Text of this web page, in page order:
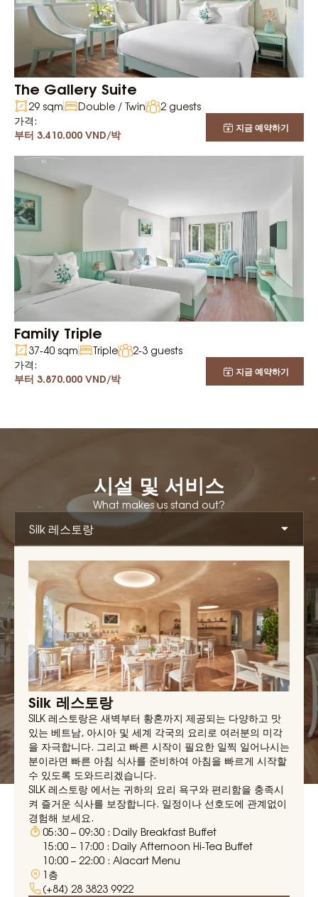
The Gallery Suite
29 sqm Double / Twin
2 guests
가격:
부터 3.410.000 VND/박 지금 예약하기
Family Triple
37-40 sqm Triple
2-3 guests
가격:
부터 3.870.000 VND/박 지금 예약하기
시설 및 서비스
What makes us stand out?
Silk 레스토랑
SILK 레스토랑은 새벽부터 황혼까지 제공되는 다양하고 맛
있는 베트남, 아시아 및 세계 각국의 요리로 여러분의 미각
을 자극합니다. 그리고 빠른 시작이 필요한 일찍 일어나시는
분이라면 빠른 아침 식사를 준비하여 아침을 빠르게 시작할
수 있도록 도와드리겠습니다.
SILK 레스토랑 에서는 귀하의 요리 욕구와 편리함을 충족시
켜 즐거운 식사를 보장합니다. 일정이나 선호도에 관계없이
경험해 보세요.
05:30 – 09:30 : Daily Breakfast Buffet
15:00 – 17:00 : Daily Afternoon Hi-Tea Buffet
10:00 – 22:00 : Alacart Menu
1층
(+84) 28 3823 9922